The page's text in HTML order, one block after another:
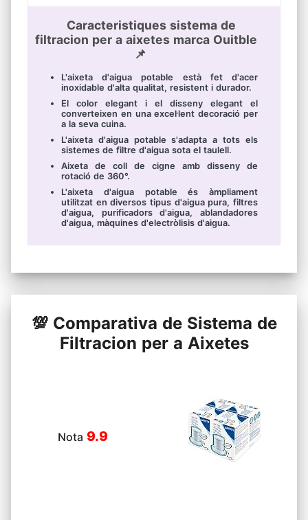
Caracteristiques sistema de
filtracion per a aixetes marca Ouitble
📌
L'aixeta d'aigua potable està fet d'acer
inoxidable d'alta qualitat, resistent i durador.
El color elegant i el disseny elegant el
converteixen en una excel·lent decoració per
a la seva cuina.
L'aixeta d'aigua potable s'adapta a tots els
sistemes de filtre d'aigua sota el taulell.
Aixeta de coll de cigne amb disseny de
rotació de 360°.
L'aixeta d'aigua potable és àmpliament
utilitzat en diversos tipus d'aigua pura, filtres
d'aigua, purificadors d'aigua, ablandadores
d'aigua, màquines d'electròlisis d'aigua.
💯 Comparativa de Sistema de
Filtracion per a Aixetes
Nota 9.9